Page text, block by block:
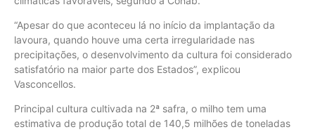
“Apesar do que aconteceu lá no início da implantação da
lavoura, quando houve uma certa irregularidade nas
precipitações, o desenvolvimento da cultura foi considerado
satisfatório na maior parte dos Estados”, explicou
Vasconcellos.
Principal cultura cultivada na 2ª safra, o milho tem uma
estimativa de produção total de 140,5 milhões de toneladas